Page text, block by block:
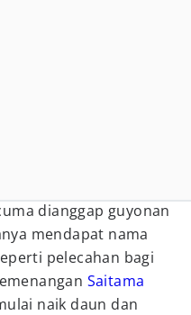
dianggap guyonan
mendapat nama
pelecahan bagi
Saitama
naik daun dan